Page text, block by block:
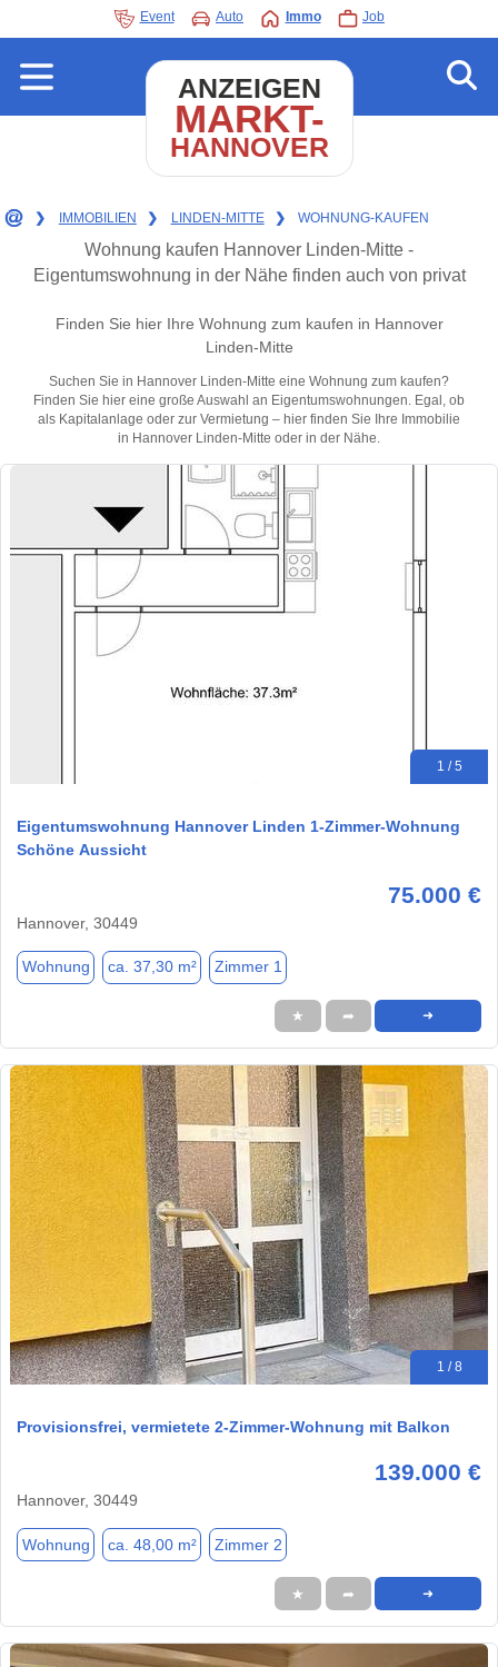
Event Auto Immo Job
ANZEIGEN
MARKT-
HANNOVER
❯ IMMOBILIEN ❯ LINDEN-MITTE ❯ WOHNUNG-KAUFEN
Wohnung kaufen Hannover Linden-Mitte -
Eigentumswohnung in der Nähe finden auch von privat
Finden Sie hier Ihre Wohnung zum kaufen in Hannover
Linden-Mitte
Suchen Sie in Hannover Linden-Mitte eine Wohnung zum kaufen?
Finden Sie hier eine große Auswahl an Eigentumswohnungen. Egal, ob
als Kapitalanlage oder zur Vermietung – hier finden Sie Ihre Immobilie
in Hannover Linden-Mitte oder in der Nähe.
1 / 5
Eigentumswohnung Hannover Linden 1-Zimmer-Wohnung
Schöne Aussicht
75.000 €
Hannover, 30449
Wohnung ca. 37,30 m² Zimmer 1
★ ➦ ➜
1 / 8
Provisionsfrei, vermietete 2-Zimmer-Wohnung mit Balkon
139.000 €
Hannover, 30449
Wohnung ca. 48,00 m² Zimmer 2
★ ➦ ➜